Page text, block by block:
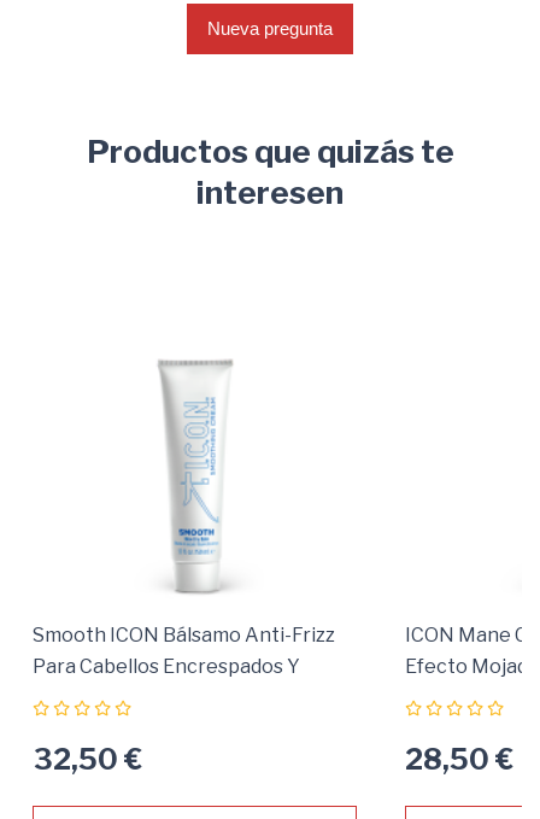
Nueva pregunta
Productos que quizás te
interesen
Smooth ICON Bálsamo Anti-Frizz
Para Cabellos Encrespados Y
Difíciles
32,50 €
ICON Mane
Efecto Mojado
28,50 €